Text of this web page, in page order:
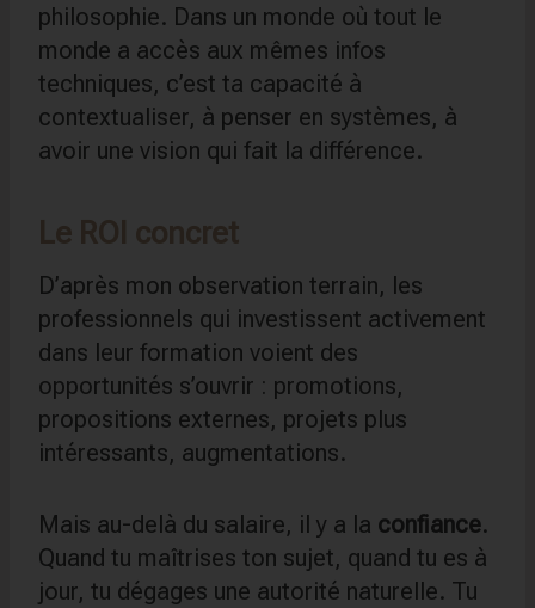
philosophie. Dans un monde où tout le
monde a accès aux mêmes infos
techniques, c’est ta capacité à
contextualiser, à penser en systèmes, à
avoir une vision qui fait la différence.
Le ROI concret
D’après mon observation terrain, les
professionnels qui investissent activement
dans leur formation voient des
opportunités s’ouvrir : promotions,
propositions externes, projets plus
intéressants, augmentations.
Mais au-delà du salaire, il y a la confiance.
Quand tu maîtrises ton sujet, quand tu es à
jour, tu dégages une autorité naturelle. Tu